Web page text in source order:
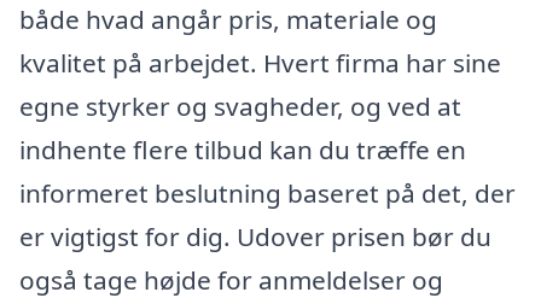
både hvad angår pris, materiale og
kvalitet på arbejdet. Hvert firma har sine
egne styrker og svagheder, og ved at
indhente flere tilbud kan du træffe en
informeret beslutning baseret på det, der
er vigtigst for dig. Udover prisen bør du
også tage højde for anmeldelser og